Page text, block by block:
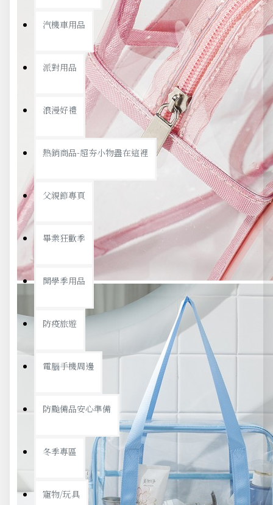
汽機車用品
派對用品
浪漫好禮
熱銷商品-超夯小物盡在這裡
父親節專頁
畢業狂歡季
開學季用品
防疫旅遊
電腦手機周邊
防颱備品安心準備
冬季專區
寵物/玩具